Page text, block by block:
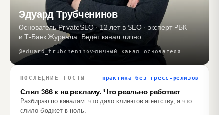
Эдуард Трубченинов
Основатель PrivateSEO · 12 лет в SEO · эксперт РБК
и Т‑Банк Журнала. Ведёт канал лично.
@eduard_trubcheninov личный канал основателя
ПОСЛЕДНИЕ ПОСТЫ практика без пресс‑релизов
Слил 366 к на рекламу. Что реально работает
Разбираю по каналам: что дало клиентов агентству, а что
слило бюджет в ноль.